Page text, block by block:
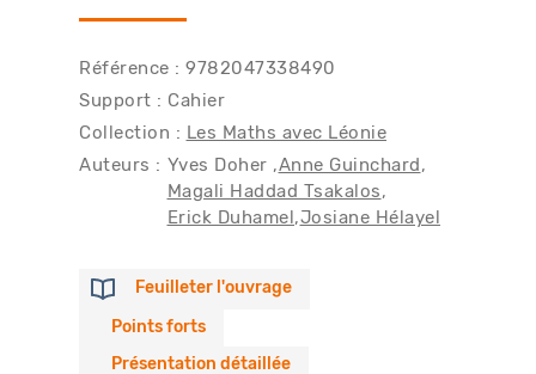
Référence : 9782047338490
Support : Cahier
Collection : Les Maths avec Léonie
Auteurs : Yves Doher
Anne Guinchard
Magali Haddad Tsakalos
Erick Duhamel
Josiane Hélayel
Feuilleter l'ouvrage
Points forts
Présentation détaillée